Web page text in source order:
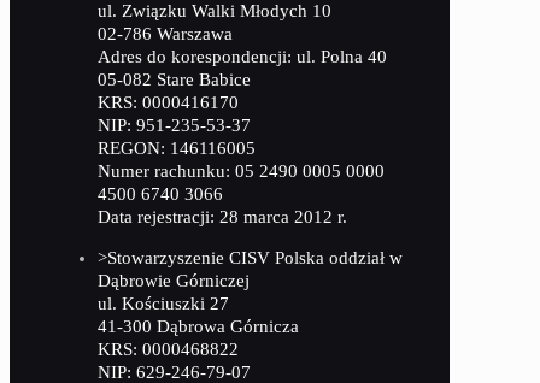
ul. Związku Walki Młodych 10
02-786 Warszawa
Adres do korespondencji: ul. Polna 40
05-082 Stare Babice
KRS: 0000416170
NIP: 951-235-53-37
REGON: 146116005
Numer rachunku: 05 2490 0005 0000
4500 6740 3066
Data rejestracji: 28 marca 2012 r.
>Stowarzyszenie CISV Polska oddział w
Dąbrowie Górniczej
ul. Kościuszki 27
41-300 Dąbrowa Górnicza
KRS: 0000468822
NIP: 629-246-79-07